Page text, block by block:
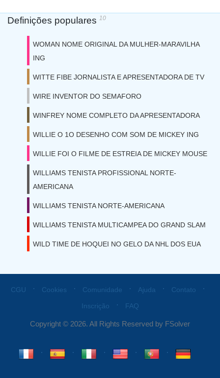
Definições populares 10
WOMAN NOME ORIGINAL DA MULHER-MARAVILHA
ING
WITTE FIBE JORNALISTA E APRESENTADORA DE TV
WIRE INVENTOR DO SEMAFORO
WINFREY NOME COMPLETO DA APRESENTADORA
WILLIE O 1O DESENHO COM SOM DE MICKEY ING
WILLIE FOI O FILME DE ESTREIA DE MICKEY MOUSE
WILLIAMS TENISTA PROFISSIONAL NORTE-
AMERICANA
WILLIAMS TENISTA NORTE-AMERICANA
WILLIAMS TENISTA MULTICAMPEA DO GRAND SLAM
WILD TIME DE HOQUEI NO GELO DA NHL DOS EUA
CGU ⋅ Cookies ⋅ Comunidade ⋅ Ajuda ⋅ Contato ⋅
Inscrição ⋅ FAQ
Copyright © 2026. All Rights Reserved by FSolver
⋅ ⋅ ⋅ ⋅ ⋅